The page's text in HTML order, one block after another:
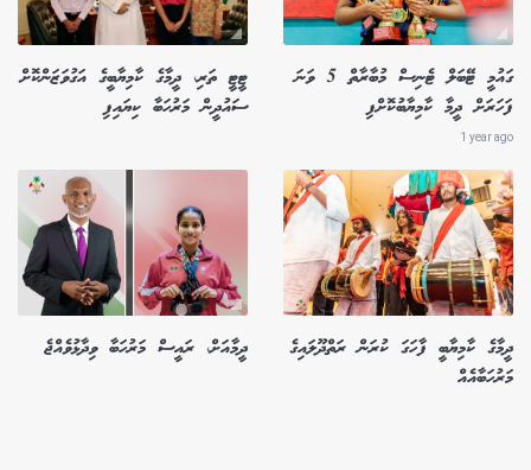
ގައުމީ ޓޭބަލް ޓެނިސް މުބާރާތް 5 ވަނަ
ފަހަރަށް ދީމާ ކާމިޔާބުކޮށްފި
1 year ago
ޓީޓީ ތަރި، ދީމާގެ ކާމިޔާބީގެ އަގުވަޒަންކޮށް
ސައުދީން މަރުހަބާ ކިޔައިފި
ދީމާގެ ކާމިޔާބީ ފާހަގަ ކުރަން ރަތްދޫލައިގެ
މަރުހަބާއެއް
ދީމާއަށް، ރައީސް މަރުހަބާ ވިދާޅުވެއްޖެ